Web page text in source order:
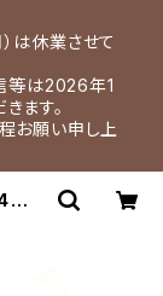
は休業させて
等は2026年1
ます。
お願い申し上
）